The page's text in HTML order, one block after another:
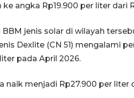
angka Rp19.900 per liter dari
BBM jenis solar di wilayah
Dexlite (CN 51) mengalami
pada April 2026.
naik menjadi Rp27.900 per liter